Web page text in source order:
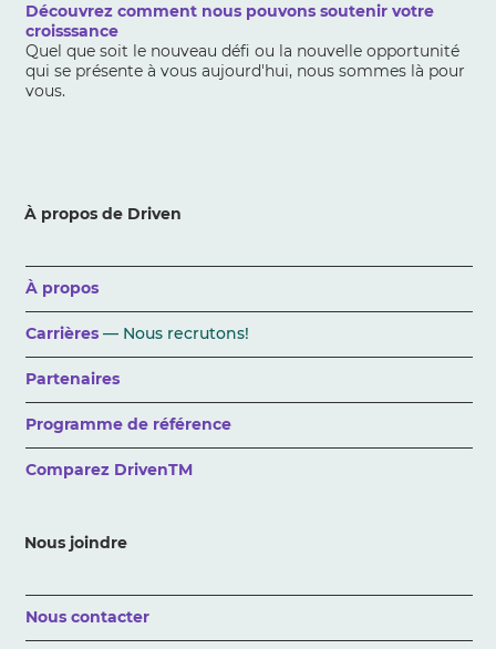
Découvrez comment nous pouvons soutenir votre
croisssance
Quel que soit le nouveau défi ou la nouvelle opportunité
qui se présente à vous aujourd'hui, nous sommes là pour
vous.
À propos de Driven
À propos
Carrières— Nous recrutons!
Partenaires
Programme de référence
Comparez DrivenTM
Nous joindre
Nous contacter